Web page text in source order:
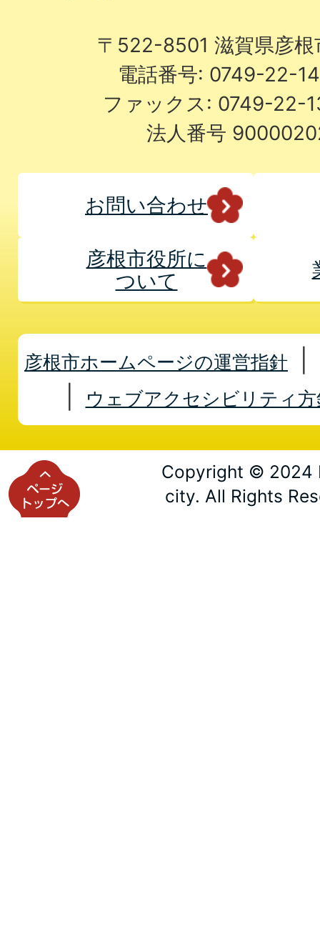
〒522-8501 滋賀県彦
電話番号: 0749-22-
ファックス: 0749-22-
法人番号
お問い合わせ
彦根市役所に
ついて
彦根市ホームページの運営指針
ウェブアクセシビリティ方
Copyright © 2024
city. All Rights